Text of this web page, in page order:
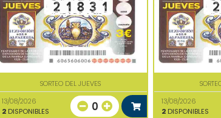
SORTEO DEL JUEVES
13/08/2026
2 DISPONIBLES 0
13/08/2026
2DISPONIBLES